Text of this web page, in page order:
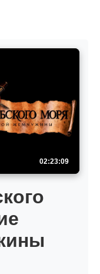
02:23:09